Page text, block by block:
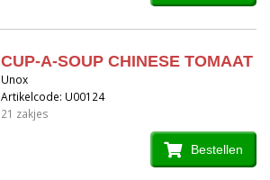
CUP-A-SOUP CHINESE TOMAAT
Unox
Artikelcode: U00124
21 zakjes
Bestellen